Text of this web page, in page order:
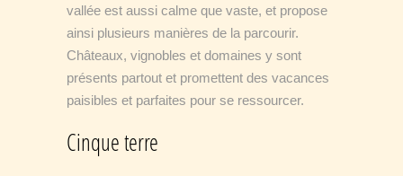
vallée est aussi calme que vaste, et propose
ainsi plusieurs manières de la parcourir.
Châteaux, vignobles et domaines y sont
présents partout et promettent des vacances
paisibles et parfaites pour se ressourcer.
Cinque terre